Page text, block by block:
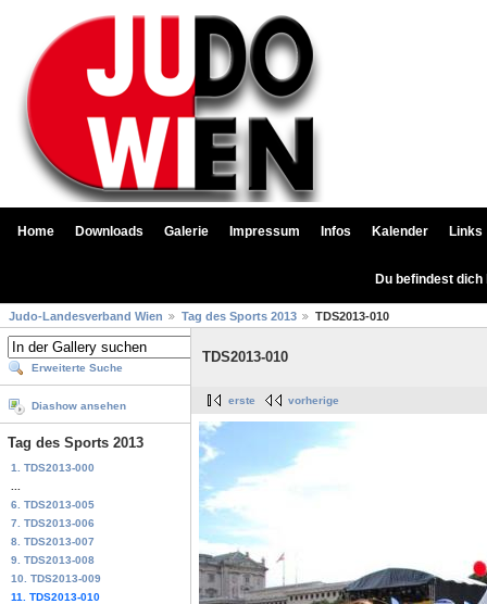
Home Downloads Galerie Impressum Infos Kalender Links
Du befindest
Judo-Landesverband Wien Tag des Sports 2013 TDS2013-010
Erweiterte Suche
Diashow ansehen
Tag des Sports 2013
1. TDS2013-000
6. TDS2013-005
7. TDS2013-006
8. TDS2013-007
9. TDS2013-008
10. TDS2013-009
11. TDS2013-010
TDS2013-010
erste vorherige